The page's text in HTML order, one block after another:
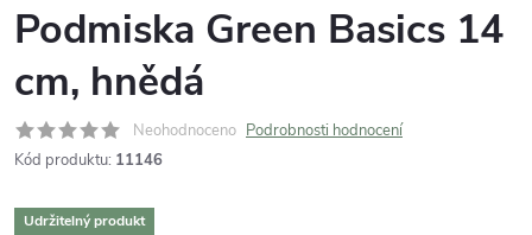
Podmiska Green Basics 14
cm, hnědá
Neohodnoceno Podrobnosti hodnocení
Kód produktu: 11146
Udržitelný produkt